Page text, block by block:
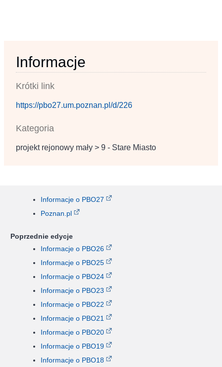
Informacje
Krótki link
https://pbo27.um.poznan.pl/d/226
Kategoria
projekt rejonowy mały > 9 - Stare Miasto
Informacje o PBO27
Poznan.pl
Poprzednie edycje
Informacje o PBO26
Informacje o PBO25
Informacje o PBO24
Informacje o PBO23
Informacje o PBO22
Informacje o PBO21
Informacje o PBO20
Informacje o PBO19
Informacje o PBO18